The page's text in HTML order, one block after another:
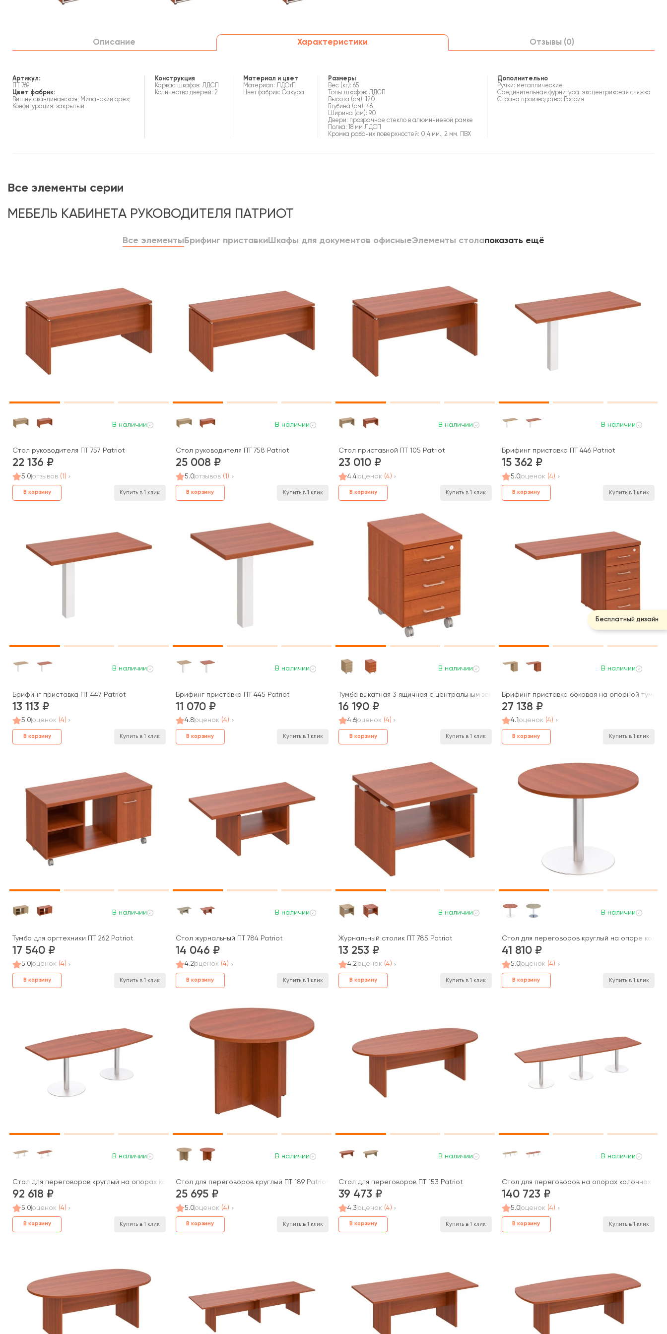
Описание Характеристики Отзывы (0)
Артикул:
ПТ 769
Цвет фабрик:
Вишня скандинавская; Миланский орех;
Конфигурация: закрытый
Конструкция
Каркас шкафов: ЛДСП
Количество дверей: 2
Материал и цвет
Материал: ЛДСтП
Цвет фабрик: Сакура
Размеры
Вес (кг): 65
Топы шкафов: ЛДСП
Высота (см): 120
Глубина (см): 46
Ширина (см): 90
Двери: прозрачное стекло в алюминиевой рамке
Полка: 18 мм ЛДСП
Кромка рабочих поверхностей: 0,4 мм., 2 мм. ПВХ
Дополнительно
Ручки: металлические
Соединительная фурнитура: эксцентриковая стяжка
Страна производства: Россия
Все элементы серии
МЕБЕЛЬ КАБИНЕТА РУКОВОДИТЕЛЯ ПАТРИОТ
Все элементы Брифинг приставкиШкафы для документов офисныеЭлементы столапоказать ещё
В наличии
Стол руководителя ПТ 757 Patriot
22 136
5.0отзывов (1)
В корзину Купить в 1 клик
В наличии
Стол руководителя ПТ 758 Patriot
25 008
5.0отзывов (1)
В корзину Купить в 1 клик
В наличии
Стол приставной ПТ 105 Patriot
23 010
4.4оценок (4)
В корзину Купить в 1 клик
В наличии
Брифинг приставка ПТ 446 Patriot
15 362
5.0оценок (4)
В корзину Купить в 1 клик
В наличии
Брифинг приставка ПТ 447 Patriot
13 113
5.0 оценок (4)
В корзину Купить в 1 клик
В наличии
Брифинг приставка ПТ 445 Patriot
11 070
4.8оценок (4)
В корзину Купить в 1 клик
В наличии
Тумба выкатная 3 ящичная с центральным замком ПТ 213 Patriot
16 190
4.6оценок (4)
В корзину Купить в 1 клик
В наличии
Брифинг приставка боковая на опорной тумбе
27 138
4.1 оценок (4)
В корзину Купить в 1 клик
В наличии
Тумба для оргтехники ПТ 262 Patriot
17 540
5.0 оценок (4)
В корзину Купить в 1 клик
В наличии
Стол журнальный ПТ 784 Patriot
14 046
4.2оценок (4)
В корзину Купить в 1 клик
В наличии
Журнальный столик ПТ 785 Patriot
13 253
4.2оценок (4)
В корзину Купить в 1 клик
В наличии
Стол для переговоров круглый на опоре
41 810
5.0оценок (4)
В корзину Купить в 1 клик
В наличии
Стол для переговоров круглый на опорах колоннах ПТ 142 Patriot
92 618
5.0 оценок (4)
В корзину Купить в 1 клик
В наличии
Стол для переговоров круглый ПТ 189 Patriot
25 695
5.0оценок (4)
В корзину Купить в 1 клик
В наличии
Стол для переговоров ПТ 153 Patriot
39 473
4.3 оценок (4)
В корзину Купить в 1 клик
В наличии
Стол для переговоров на опорах колоннах ПТ
140 723
5.0оценок (4)
В корзину Купить в 1 клик
Бесплатный дизайн